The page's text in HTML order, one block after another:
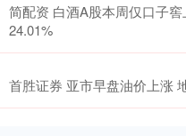
简配资 白酒A股本周仅口子
24.01%
首胜证券 亚市早盘油价上涨